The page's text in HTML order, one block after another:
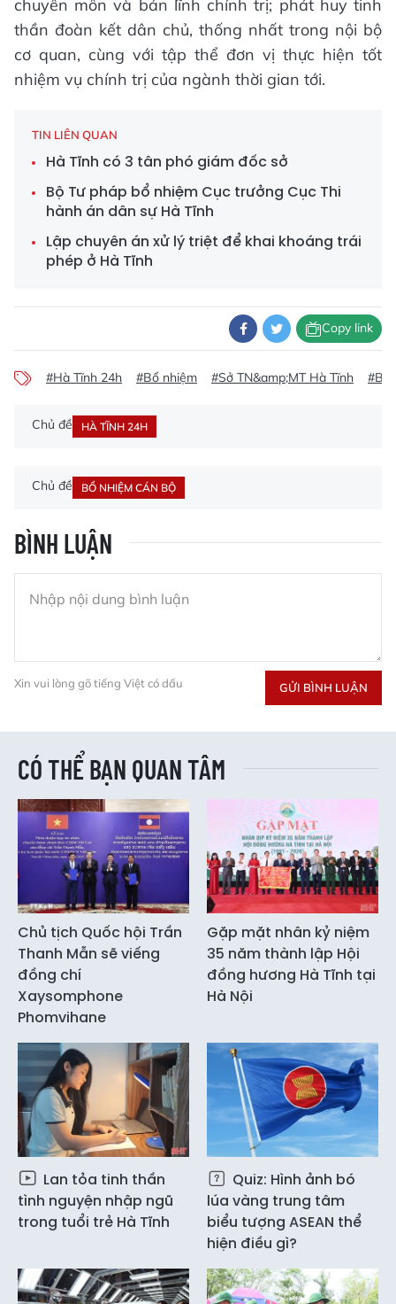
chuyên môn và bản lĩnh chính trị; phát huy tinh
thần đoàn kết dân chủ, thống nhất trong nội bộ
cơ quan, cùng với tập thể đơn vị thực hiện tốt
nhiệm vụ chính trị của ngành thời gian tới.
TIN LIÊN QUAN
Hà Tĩnh có 3 tân phó giám đốc sở
Bộ Tư pháp bổ nhiệm Cục trưởng Cục Thi
hành án dân sự Hà Tĩnh
Lập chuyên án xử lý triệt để khai khoáng trái
phép ở Hà Tĩnh
Copy link
#Hà Tĩnh 24h #Bổ nhiệm #Sở TN&amp;MT Hà Tĩnh #Bổ
Chủ đề HÀ TĨNH 24H
Chủ đề BỔ NHIỆM CÁN BỘ
BÌNH LUẬN
Xin vui lòng gõ tiếng Việt có dấu GỬI BÌNH LUẬN
CÓ THỂ BẠN QUAN TÂM
Chủ tịch Quốc hội Trần
Thanh Mẫn sẽ viếng
đồng chí
Xaysomphone
Phomvihane
Gặp mặt nhân kỷ niệm
35 năm thành lập Hội
đồng hương Hà Tĩnh tại
Hà Nội
Lan tỏa tinh thần
tình nguyện nhập ngũ
trong tuổi trẻ Hà Tĩnh
Quiz: Hình ảnh bó
lúa vàng trung tâm
biểu tượng ASEAN thể
hiện điều gì?